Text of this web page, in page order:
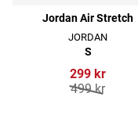
Jordan Air Stretch
JORDAN
S
299 kr
499 kr